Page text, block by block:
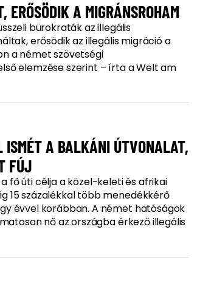
ERŐSÖDIK A MIGRÁNSROHAM
bürokraták az illegális
erősödik az illegális migráció a
a német szövetségi
elemzése szerint – írta a Welt am
ISMÉT A BALKÁNI ÚTVONALAT,
FÚJ
fő úti célja a közel-keleti és afrikai
15 százalékkal több menedékkérő
évvel korábban. A német hatóságok
nő az országba érkező illegális